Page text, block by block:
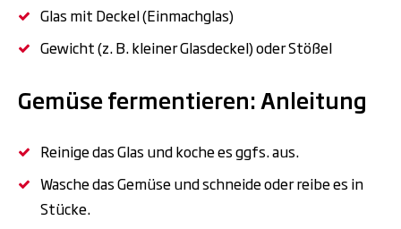
Glas mit Deckel (Einmachglas)
Gewicht (z. B. kleiner Glasdeckel) oder Stößel
Gemüse fermentieren: Anleitung
Reinige das Glas und koche es ggfs. aus.
Wasche das Gemüse und schneide oder reibe es in
Stücke.